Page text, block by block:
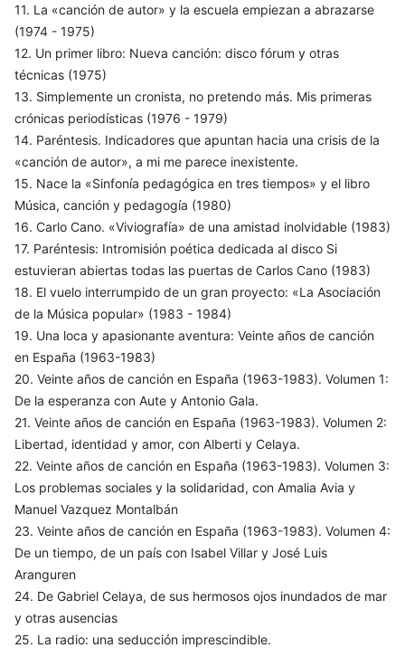
11. La «canción de autor» y la escuela empiezan a abrazarse
(1974 - 1975)
12. Un primer libro: Nueva canción: disco fórum y otras
técnicas (1975)
13. Simplemente un cronista, no pretendo más. Mis primeras
crónicas periodísticas (1976 - 1979)
14. Paréntesis. Indicadores que apuntan hacia una crisis de la
«canción de autor», a mi me parece inexistente.
15. Nace la «Sinfonía pedagógica en tres tiempos» y el libro
Música, canción y pedagogía (1980)
16. Carlo Cano. «Viviografía» de una amistad inolvidable (1983)
17. Paréntesis: Intromisión poética dedicada al disco Si
estuvieran abiertas todas las puertas de Carlos Cano (1983)
18. El vuelo interrumpido de un gran proyecto: «La Asociación
de la Música popular» (1983 - 1984)
19. Una loca y apasionante aventura: Veinte años de canción
en España (1963-1983)
20. Veinte años de canción en España (1963-1983). Volumen 1:
De la esperanza con Aute y Antonio Gala.
21. Veinte años de canción en España (1963-1983). Volumen 2:
Libertad, identidad y amor, con Alberti y Celaya.
22. Veinte años de canción en España (1963-1983). Volumen 3:
Los problemas sociales y la solidaridad, con Amalia Avia y
Manuel Vazquez Montalbán
23. Veinte años de canción en España (1963-1983). Volumen 4:
De un tiempo, de un país con Isabel Villar y José Luis
Aranguren
24. De Gabriel Celaya, de sus hermosos ojos inundados de mar
y otras ausencias
25. La radio: una seducción imprescindible.